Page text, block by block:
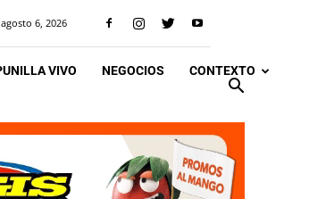
6, 2026
VIVO NEGOCIOS CONTEXTO